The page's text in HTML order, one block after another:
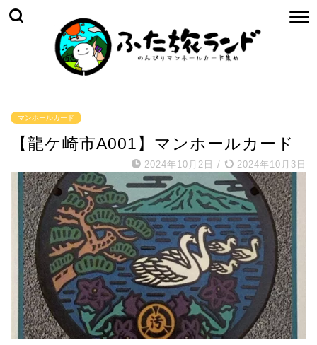
マンホールカード
【龍ケ崎市A001】マンホールカード
2024年10月2日 / 2024年10月3日